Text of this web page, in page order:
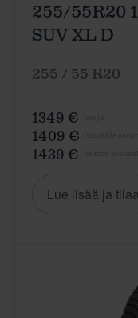
255/55R20
SUV XL D
255 / 55 R20
1349 €
1409 €
1439 €
Lue lisää ja tilaa